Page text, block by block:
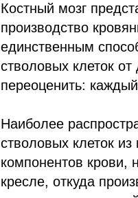
Костный мозг
производство
единственным
стволовых клеток
переоценить:
Наиболее
стволовых клеток
компонентов крови,
кресле, откуда